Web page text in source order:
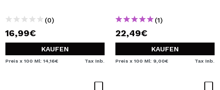
(0)
16,99€
KAUFEN
Preis x 100 Ml: 14,16€ Tax Inb.
(1)
22,49€
KAUFEN
Preis x 100 Ml: 9,00€ Tax Inb.